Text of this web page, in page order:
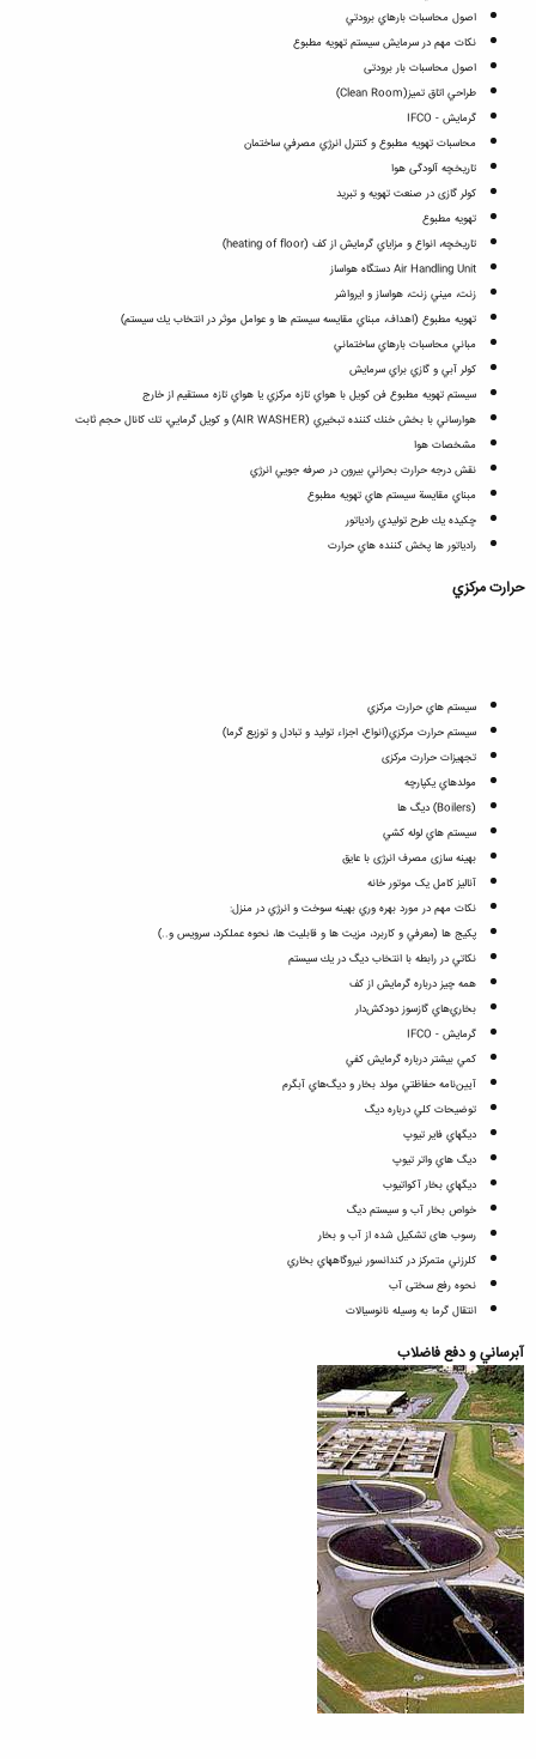
اصول محاسبات بارهاي برودتي
نکات مهم در سرمایش سیستم تهویه مطبوع
اصول محاسبات بار برودتی
طراحي اتاق تميز(Clean Room)
گرمايش - IFCO
محاسبات تهويه مطبوع و کنترل انرژي مصرفي ساختمان
تاریخچه آلودگی هوا
کولر گازی در صنعت تهویه و تبرید
تهویه مطبوع
تاريخچه، انواع و مزاياي گرمايش از كف (heating of floor)
Air Handling Unit دستگاه هواساز
زنت، ميني زنت، هواساز و ايرواشر
تهويه مطبوع (اهداف، مبناي مقايسه سيستم ها و عوامل موثر در انتخاب يك سيستم)
مباني محاسبات بارهاي ساختماني
كولر آبي و گازي براي سرمايش
سيستم تهويه مطبوع فن كويل با هواي تازه مركزي يا هواي تازه مستقيم از خارج
هوارساني با بخش خنك كننده تبخيري (AIR WASHER) و كويل گرمايي، تك كانال حجم ثابت
مشخصات هوا
نقش درجه حرارت بحراني بيرون در صرفه جويي انرژي
مبناي مقايسة سيستم هاي تهويه مطبوع
چكيده يك طرح توليدي رادياتور
رادياتور ها پخش كننده هاي حرارت
حرارت مركزي
سيستم هاي حرارت مركزي
سيستم حرارت مركزي(انواع، اجزاء توليد و تبادل و توزيع گرما)
تجهیزات حرارت مرکزی
مولدهاي يكپارچه
(Boilers) ديگ ها
سيستم هاي لوله كشي
بهینه سازی مصرف انرژی با عایق
آنالیز کامل یک موتور خانه
نكات مهم در مورد بهره وري بهينه سوخت و انرژي در منزل:
پكيج ها (معرفي و كاربرد، مزيت ها و قابليت ها، نحوه عملكرد، سرويس و..)
نكاتي در رابطه با انتخاب ديگ در يك سيستم
همه چيز درباره گرمايش از كف
بخاري‌هاي گازسوز دودكش‌دار
گرمايش - IFCO
كمي بيشتر درباره گرمايش كفي
آيين‌نامه‌ حفاظتي‌ مولد بخار و ديگ‌هاي‌ آبگرم‌
توضيحات كلي درباره ديگ
ديگهاي فاير تيوپ
ديگ هاي واتر تيوپ
ديگهاي بخار آكواتيوب
خواص بخار آب و سیستم دیگ
رسوب های تشکیل شده از آب و بخار
كلرزني متمركز در كندانسور نيروگاههاي بخاري
نحوه رفع سختی آب
انتقال گرما به وسيله نانوسيالات
آبرساني و دفع فاضلاب